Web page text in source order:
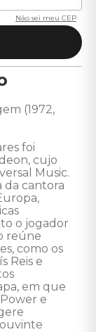
Não sei meu CEP
(1972,
foi
cujo
Music.
da cantora
o jogador
reúne
como os
Reis e
em que
e